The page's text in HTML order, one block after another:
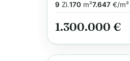
9 Zi.170m²7.647€/m²
1.300.000 €